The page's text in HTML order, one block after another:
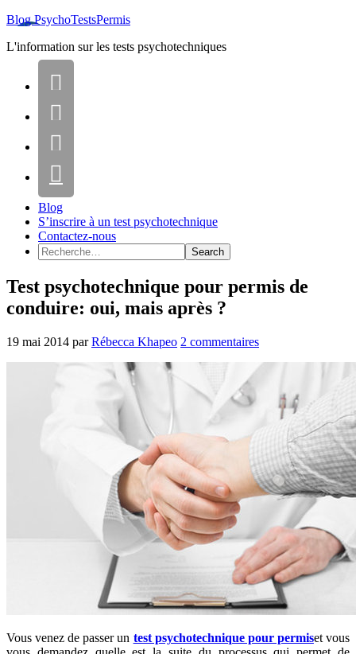
Blog PsychoTestsPermis
L'information sur les tests psychotechniques




Blog
S’inscrire à un test psychotechnique
Contactez-nous
Test psychotechnique pour permis de
conduire: oui, mais après ?
19 mai 2014 parRébecca Khapeo 2 commentaires
Vous venez de passer un test psychotechnique pour permiset vous